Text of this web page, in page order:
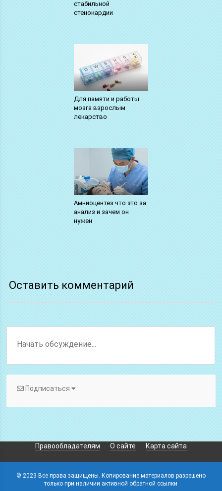
стабильной
стенокардии
Для памяти и работы
мозга взрослым
лекарство
Амниоцентез что это за
анализ и зачем он
нужен
Оставить комментарий
Подписаться
Правообладателям О сайте Карта сайта
© 2023 Все права защищены. Копирование материалов разрешено
только при наличии активной обратной ссылки